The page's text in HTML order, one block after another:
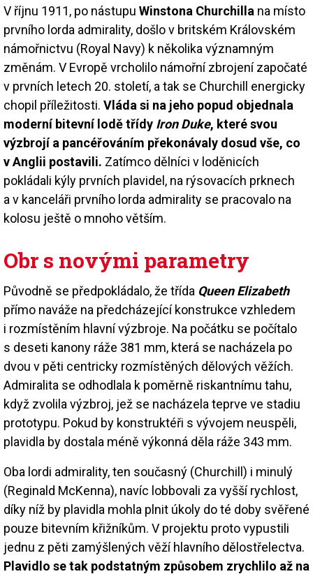
V říjnu 1911, po nástupu Winstona Churchilla na místo
prvního lorda admirality, došlo v britském Královském
námořnictvu (Royal Navy) k několika významným
změnám. V Evropě vrcholilo námořní zbrojení započaté
v prvních letech 20. století, a tak se Churchill energicky
chopil příležitosti. Vláda si na jeho popud objednala
moderní bitevní lodě třídy Iron Duke, které svou
výzbrojí a pancéřováním překonávaly dosud vše, co
v Anglii postavili. Zatímco dělníci v loděnicích
pokládali kýly prvních plavidel, na rýsovacích prknech
a v kanceláři prvního lorda admirality se pracovalo na
kolosu ještě o mnoho větším.
Obr s novými parametry
Původně se předpokládalo, že třída Queen Elizabeth
přímo naváže na předcházející konstrukce vzhledem
i rozmístěním hlavní výzbroje. Na počátku se počítalo
s deseti kanony ráže 381 mm, která se nacházela po
dvou v pěti centricky rozmístěných dělových věžích.
Admiralita se odhodlala k poměrně riskantnímu tahu,
když zvolila výzbroj, jež se nacházela teprve ve stadiu
prototypu. Pokud by konstruktéři s vývojem neuspěli,
plavidla by dostala méně výkonná děla ráže 343 mm.
Oba lordi admirality, ten současný (Churchill) i minulý
(Reginald McKenna), navíc lobbovali za vyšší rychlost,
díky níž by plavidla mohla plnit úkoly do té doby svěřené
pouze bitevním křižníkům. V projektu proto vypustili
jednu z pěti zamýšlených věží hlavního dělostřelectva.
Plavidlo se tak podstatným způsobem zrychlilo až na